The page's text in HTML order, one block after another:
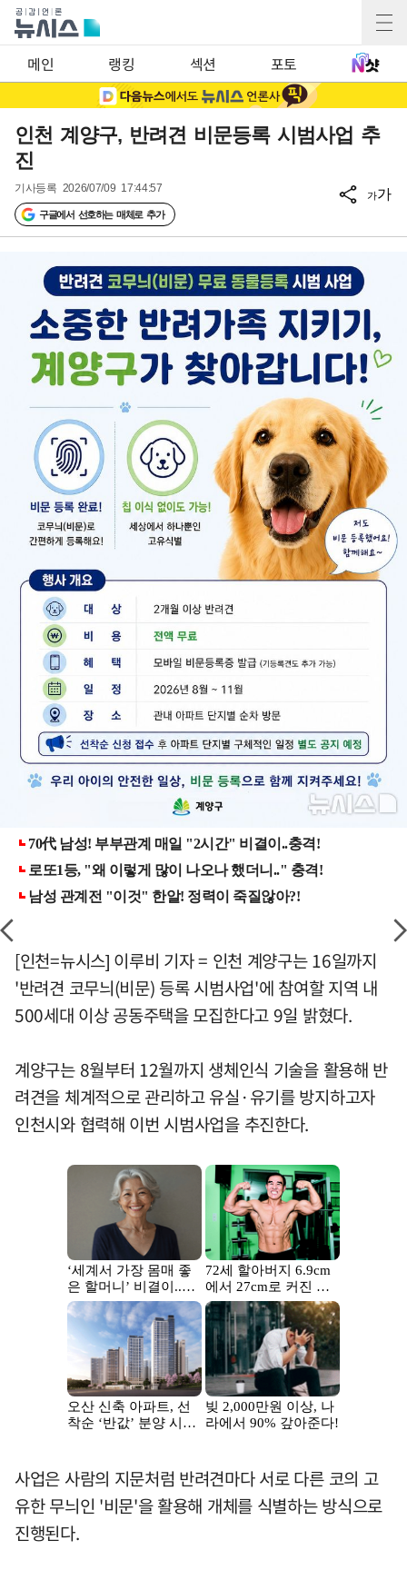
메인 랭킹 섹션 포토
인천 계양구, 반려견 비문등록 시범사업 추
진
기사등록 2026/07/09 17:44:57
구글에서 선호하는 매체로 추가
가가
[인천=뉴시스] 이루비 기자 = 인천 계양구는 16일까지
'반려견 코무늬(비문) 등록 시범사업'에 참여할 지역 내
500세대 이상 공동주택을 모집한다고 9일 밝혔다.
계양구는 8월부터 12월까지 생체인식 기술을 활용해 반
려견을 체계적으로 관리하고 유실·유기를 방지하고자
인천시와 협력해 이번 시범사업을 추진한다.
사업은 사람의 지문처럼 반려견마다 서로 다른 코의 고
유한 무늬인 '비문'을 활용해 개체를 식별하는 방식으로
진행된다.